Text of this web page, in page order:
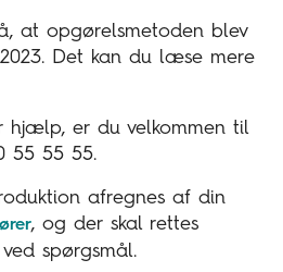
at opgørelsmetoden blev
Det kan du læse mere
hjælp, er du velkommen til
55 55 55.
afregnes af din
, og der skal rettes
spørgsmål.